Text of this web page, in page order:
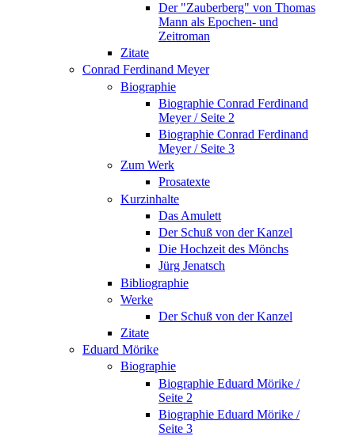
Der "Zauberberg" von Thomas
Mann als Epochen- und
Zeitroman
Zitate
Conrad Ferdinand Meyer
Biographie
Biographie Conrad Ferdinand
Meyer / Seite 2
Biographie Conrad Ferdinand
Meyer / Seite 3
Zum Werk
Prosatexte
Kurzinhalte
Das Amulett
Der Schuß von der Kanzel
Die Hochzeit des Mönchs
Jürg Jenatsch
Bibliographie
Werke
Der Schuß von der Kanzel
Zitate
Eduard Mörike
Biographie
Biographie Eduard Mörike /
Seite 2
Biographie Eduard Mörike /
Seite 3